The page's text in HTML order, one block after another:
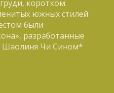
коротком.
южных стилей
были
разработанные
Шаолиня Чи Сином*